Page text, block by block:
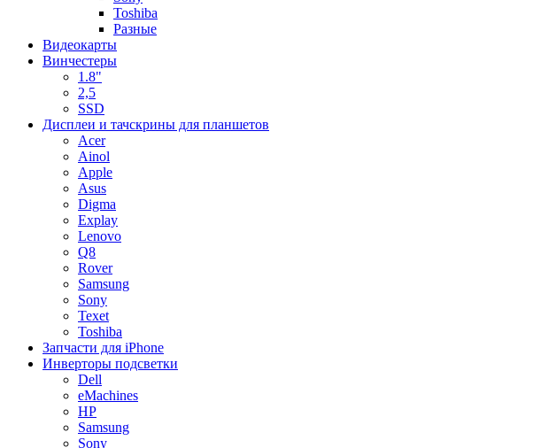
Toshiba
Разные
Видеокарты
Винчестеры
1.8"
2,5
SSD
Дисплеи и тачскрины для планшетов
Acer
Ainol
Apple
Asus
Digma
Explay
Lenovo
Q8
Rover
Samsung
Sony
Texet
Toshiba
Запчасти для iPhone
Инверторы подсветки
Dell
eMachines
HP
Samsung
Sony